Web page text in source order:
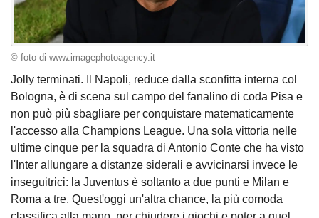
© foto di www.imagephotoagency.it
Jolly terminati. Il Napoli, reduce dalla sconfitta interna col
Bologna, è di scena sul campo del fanalino di coda Pisa e
non può più sbagliare per conquistare matematicamente
l'accesso alla Champions League. Una sola vittoria nelle
ultime cinque per la squadra di Antonio Conte che ha visto
l'Inter allungare a distanze siderali e avvicinarsi invece le
inseguitrici: la Juventus è soltanto a due punti e Milan e
Roma a tre. Quest'oggi un'altra chance, la più comoda